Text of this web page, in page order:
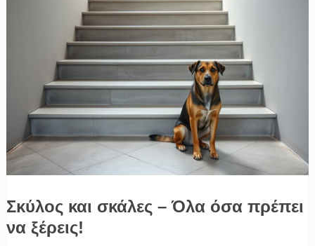
Σκύλος και σκάλες – Όλα όσα πρέπει
να ξέρεις!